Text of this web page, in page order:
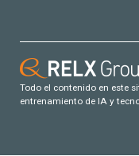
Todo el contenido en este
entrenamiento de IA y